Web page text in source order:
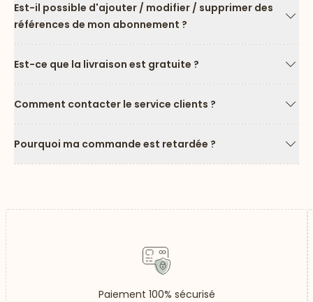
Est-il possible d'ajouter / modifier / supprimer des
références de mon abonnement ?
Est-ce que la livraison est gratuite ?
Comment contacter le service clients ?
Pourquoi ma commande est retardée ?
Paiement 100% sécurisé